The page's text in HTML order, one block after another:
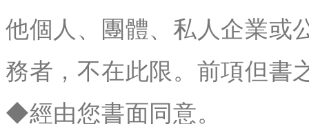
他個人、團體、私人企業或
務者，不在此限。前項但書
◆經由您書面同意。